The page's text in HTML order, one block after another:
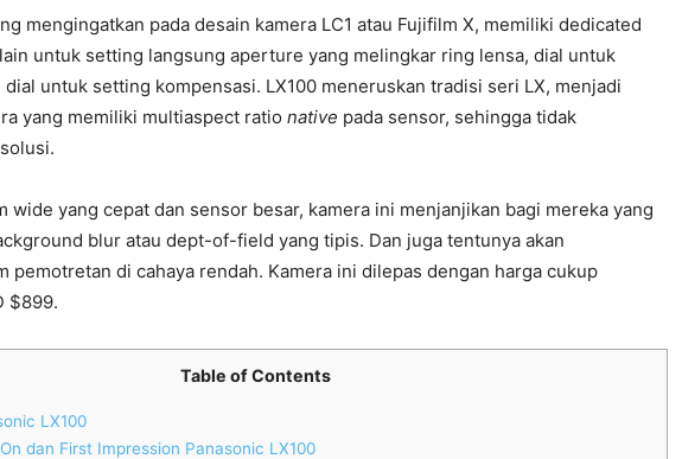
mengingatkan pada desain kamera LC1 atau Fujifilm X, memiliki dedicated
untuk setting langsung aperture yang melingkar ring lensa, dial untuk
untuk setting kompensasi. LX100 meneruskan tradisi seri LX, menjadi
yang memiliki multiaspect ratio native pada sensor, sehingga tidak
wide yang cepat dan sensor besar, kamera ini menjanjikan bagi mereka yang
blur atau dept-of-field yang tipis. Dan juga tentunya akan
pemotretan di cahaya rendah. Kamera ini dilepas dengan harga cukup
$899.
Table of Contents
LX100
dan First Impression Panasonic LX100